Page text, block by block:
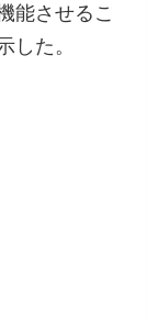
能させるこ
した。